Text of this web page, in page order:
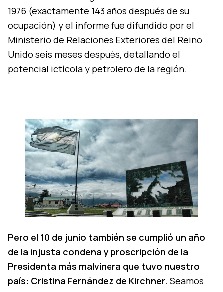
1976 (exactamente 143 años después de su
ocupación) y el informe fue difundido por el
Ministerio de Relaciones Exteriores del Reino
Unido seis meses después, detallando el
potencial ictícola y petrolero de la región.
Pero el 10 de junio también se cumplió un año
de la injusta condena y proscripción de la
Presidenta más malvinera que tuvo nuestro
país: Cristina Fernández de Kirchner. Seamos